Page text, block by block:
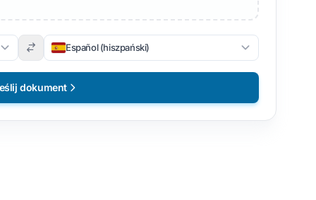
Español (hiszpański)
dokument